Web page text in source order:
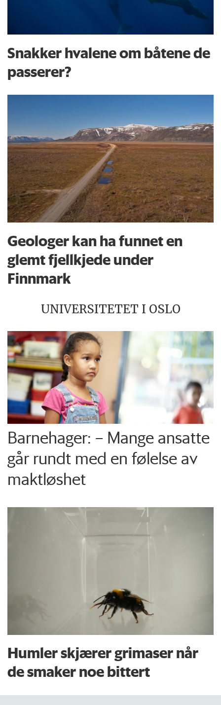
Snakker hvalene om båtene de
passerer?
Geologer kan ha funnet en
glemt fjellkjede under
Finnmark
UNIVERSITETET I OSLO
Barnehager: – Mange ansatte
går rundt med en følelse av
maktløshet
Humler skjærer grimaser når
de smaker noe bittert